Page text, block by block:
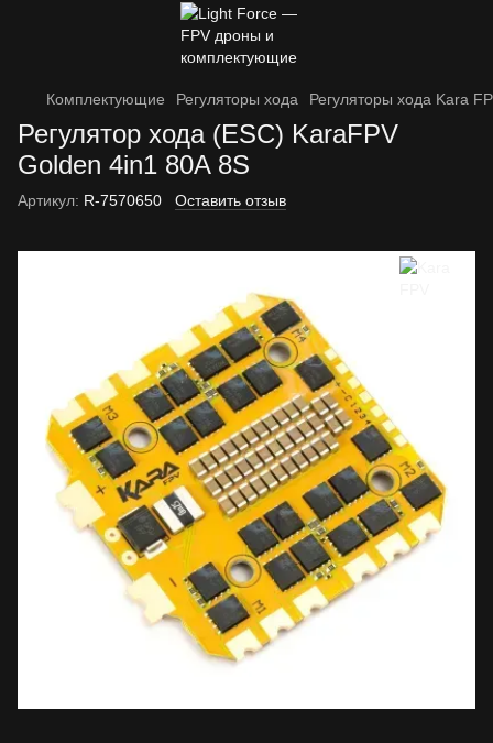
Комплектующие Регуляторы хода Регуляторы хода Kara
Регулятор хода (ESC) KaraFPV
Golden 4in1 80A 8S
Артикул: R-7570650 Оставить отзыв